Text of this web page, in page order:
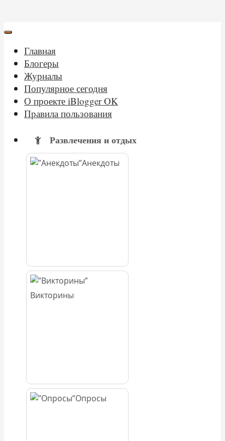
Главная
Блогеры
Журналы
Популярное сегодня
О проекте iBlogger OK
Правила пользования
Развлечения и отдых
Анекдоты
Викторины
Опросы